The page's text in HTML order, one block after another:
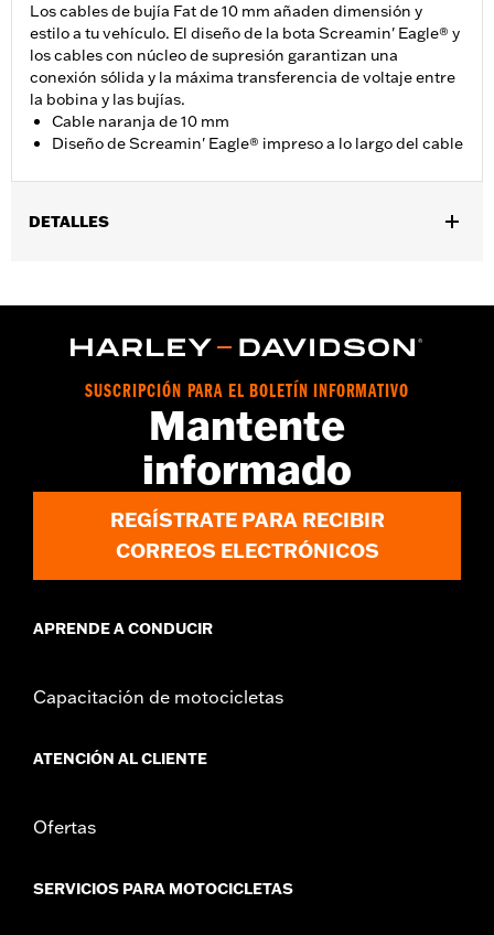
Los cables de bujía Fat de 10 mm añaden dimensión y
estilo a tu vehículo. El diseño de la bota Screamin' Eagle® y
los cables con núcleo de supresión garantizan una
conexión sólida y la máxima transferencia de voltaje entre
la bobina y las bujías.
Cable naranja de 10 mm
Diseño de Screamin' Eagle® impreso a lo largo del cable
DETALLES
d.com/warrantypara más información
SUSCRIPCIÓN PARA EL BOLETÍN INFORMATIVO
Mantente
informado
REGÍSTRATE PARA RECIBIR
CORREOS ELECTRÓNICOS
APRENDE A CONDUCIR
Capacitación de motocicletas
ATENCIÓN AL CLIENTE
Ofertas
SERVICIOS PARA MOTOCICLETAS